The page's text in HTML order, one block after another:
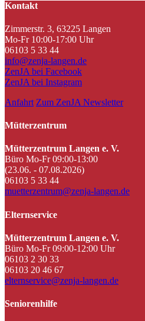
Kontakt
Zimmerstr. 3, 63225 Langen
Mo-Fr 10:00-17:00 Uhr
06103 5 33 44
info@zenja-langen.de
ZenJA bei Facebook
ZenJA bei Instagram
Anfahrt Zum ZenJA Newsletter
Mütterzentrum
Mütterzentrum Langen e. V.
Büro Mo-Fr 09:00-13:00
(23.06. - 07.08.2026)
06103 5 33 44
muetterzentrum@zenja-langen.de
Elternservice
Mütterzentrum Langen e. V.
Büro Mo-Fr 09:00-12:00 Uhr
06103 2 30 33
06103 20 46 67
elternservice@zenja-langen.de
Seniorenhilfe